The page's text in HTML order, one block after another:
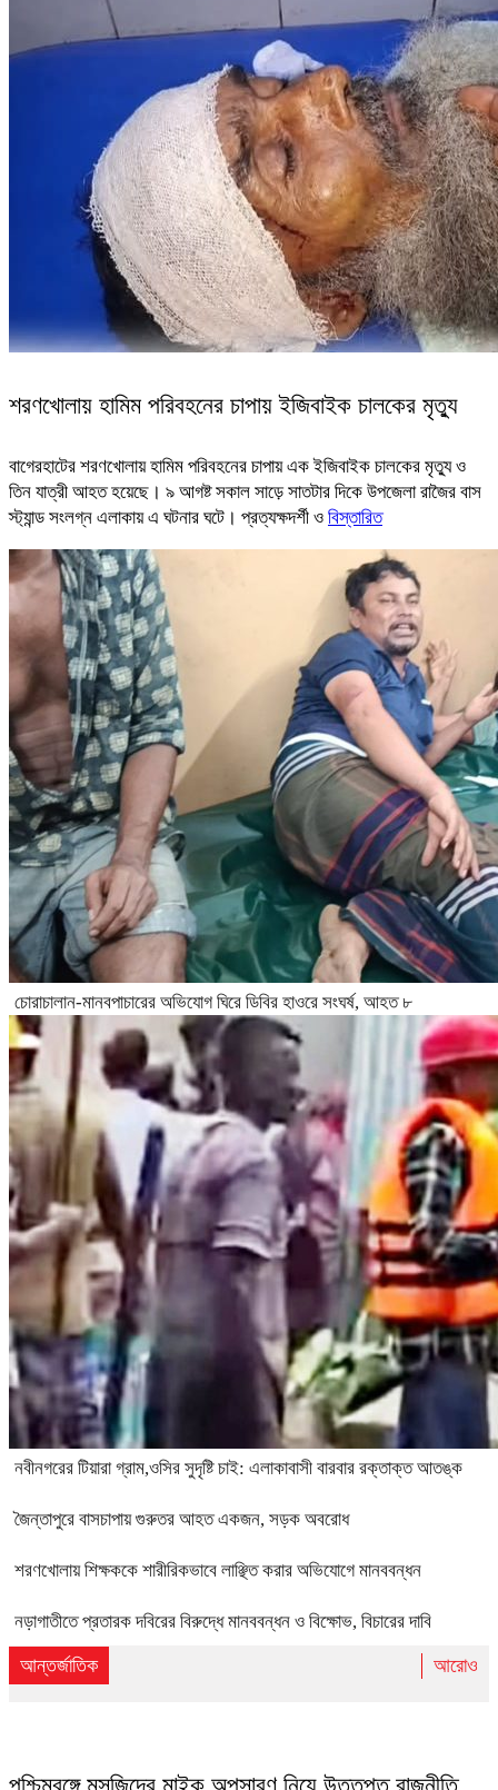
শরণখোলায় হামিম পরিবহনের চাপায় ইজিবাইক চালকের মৃত্যু
বাগেরহাটের শরণখোলায় হামিম পরিবহনের চাপায় এক ইজিবাইক চালকের মৃত্যু ও
তিন যাত্রী আহত হয়েছে। ৯ আগষ্ট সকাল সাড়ে সাতটার দিকে উপজেলা রাজৈর বাস
স্ট্যান্ড সংলগ্ন এলাকায় এ ঘটনার ঘটে। প্রত্যক্ষদর্শী ও বিস্তারিত
চোরাচালান-মানবপাচারের অভিযোগ ঘিরে ডিবির হাওরে সংঘর্ষ, আহত ৮
নবীনগরের টিয়ারা গ্রাম,ওসির সুদৃষ্টি চাই: এলাকাবাসী বারবার রক্তাক্ত আতঙ্ক
জৈন্তাপুরে বাসচাপায় গুরুতর আহত একজন, সড়ক অবরোধ
শরণখোলায় শিক্ষককে শারীরিকভাবে লাঞ্ছিত করার অভিযোগে মানববন্ধন
নড়াগাতীতে প্রতারক দবিরের বিরুদ্ধে মানববন্ধন ও বিক্ষোভ, বিচারের দাবি
আন্তর্জাতিক আরোও